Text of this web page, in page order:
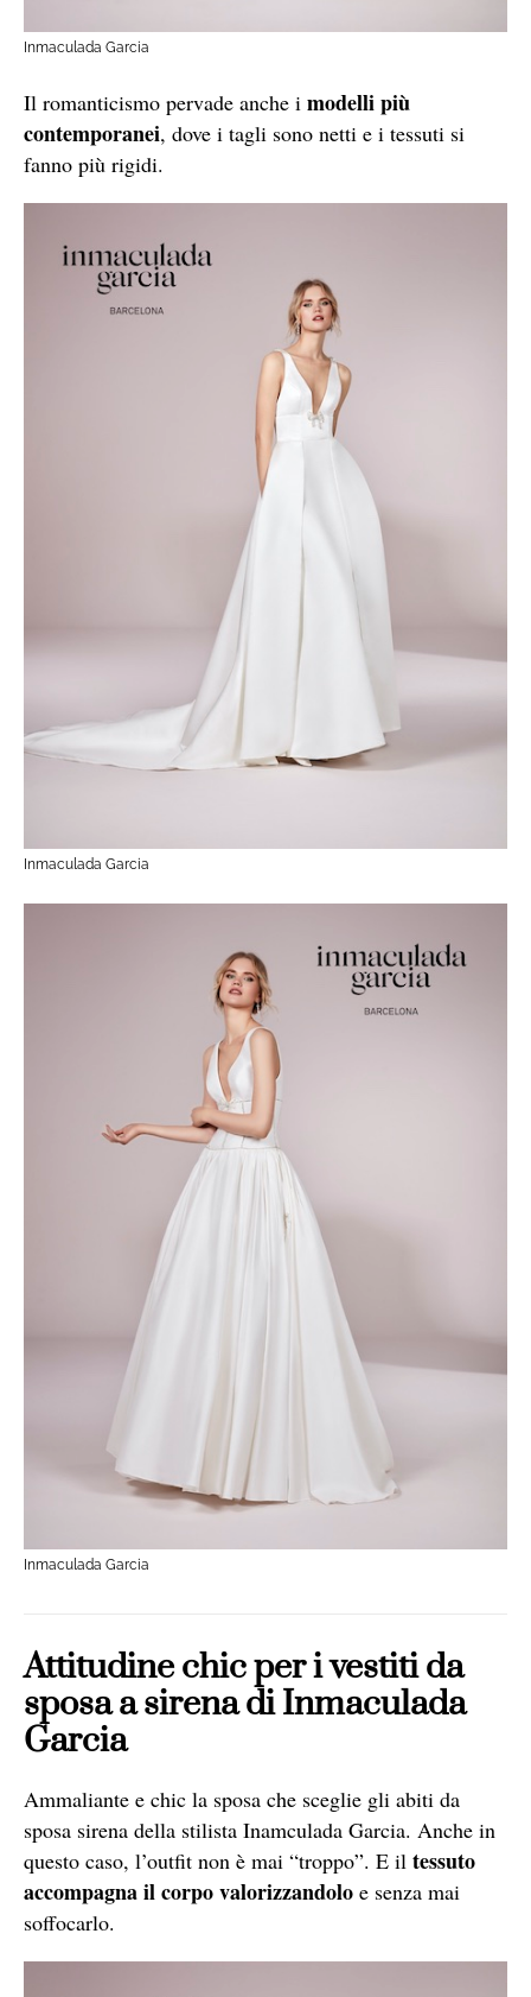
Inmaculada Garcia
Il romanticismo pervade anche i modelli più
contemporanei, dove i tagli sono netti e i tessuti si
fanno più rigidi.
Inmaculada Garcia
Inmaculada Garcia
Attitudine chic per i vestiti da
sposa a sirena di Inmaculada
Garcia
Ammaliante e chic la sposa che sceglie gli abiti da
sposa sirena della stilista Inamculada Garcia. Anche in
questo caso, l’outfit non è mai “troppo”. E il tessuto
accompagna il corpo valorizzandolo e senza mai
soffocarlo.